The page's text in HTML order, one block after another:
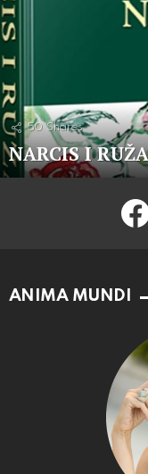
50 Shares
NARCIS I RUŽA
ANIMA MUNDI